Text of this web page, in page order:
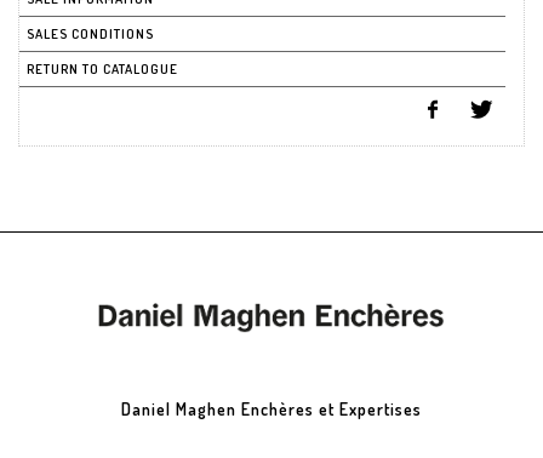
SALES CONDITIONS
RETURN TO CATALOGUE
Daniel Maghen Enchères et Expertises